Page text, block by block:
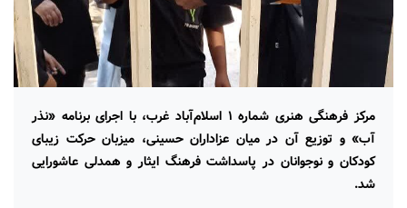
مرکز فرهنگی هنری شماره ۱ اسلام‌آباد غرب، با اجرای برنامه «نذر
آب» و توزیع آن در میان عزاداران حسینی، میزبان حرکت زیبای
کودکان و نوجوانان در پاسداشت فرهنگ ایثار و همدلی عاشورایی
شد.